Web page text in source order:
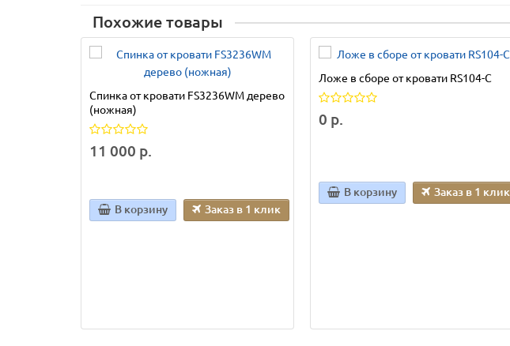
Похожие товары
Спинка от кровати FS3236WM дерево
(ножная)
11 000 р.
В корзину Заказ в 1 клик
Ложе в сборе от кровати RS104-С
0 р.
В корзину Заказ в 1 клик